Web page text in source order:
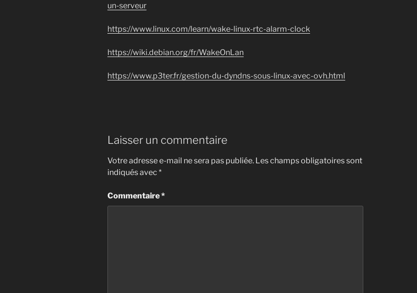
un-serveur
https://www.linux.com/learn/wake-linux-rtc-alarm-clock
https://wiki.debian.org/fr/WakeOnLan
https://www.p3ter.fr/gestion-du-dyndns-sous-linux-avec-ovh.html
Laisser un commentaire
Votre adresse e-mail ne sera pas publiée. Les champs obligatoires sont
indiqués avec *
Commentaire*